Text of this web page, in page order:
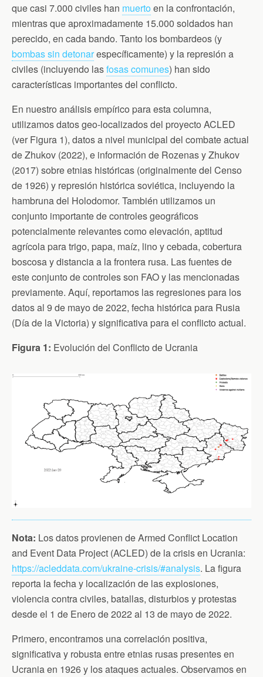
que casi 7.000 civiles han muertoen la confrontación,
mientras que aproximadamente 15.000 soldados han
perecido, en cada bando. Tanto los bombardeos (y
bombas sin detonarespecíficamente) y la represión a
civiles (incluyendo lasfosas comunes) han sido
características importantes del conflicto.
En nuestro análisis empírico para esta columna,
utilizamos datos geo-localizados del proyecto ACLED
(ver Figura 1), datos a nivel municipal del combate actual
de Zhukov (2022), e información de Rozenas y Zhukov
(2017) sobre etnias históricas (originalmente del Censo
de 1926) y represión histórica soviética, incluyendo la
hambruna del Holodomor. También utilizamos un
conjunto importante de controles geográficos
potencialmente relevantes como elevación, aptitud
agrícola para trigo, papa, maíz, lino y cebada, cobertura
boscosa y distancia a la frontera rusa. Las fuentes de
este conjunto de controles son FAO y las mencionadas
previamente. Aquí, reportamos las regresiones para los
datos al 9 de mayo de 2022, fecha histórica para Rusia
(Día de la Victoria) y significativa para el conflicto actual.
Figura 1: Evolución del Conflicto de Ucrania
Nota: Los datos provienen de Armed Conflict Location
and Event Data Project (ACLED) de la crisis en Ucrania:
https://acleddata.com/ukraine-crisis/#analysis. La figura
reporta la fecha y localización de las explosiones,
violencia contra civiles, batallas, disturbios y protestas
desde el 1 de Enero de 2022 al 13 de mayo de 2022.
Primero, encontramos una correlación positiva,
significativa y robusta entre etnias rusas presentes en
Ucrania en 1926 y los ataques actuales. Observamos en